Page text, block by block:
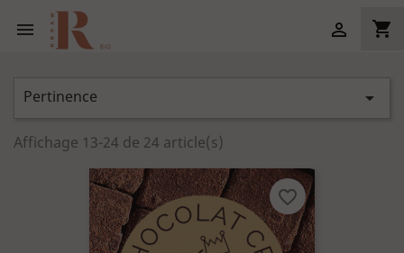
 shopping_cart

Pertinence 
Affichage 13-24 de 24 article(s)
favorite_border